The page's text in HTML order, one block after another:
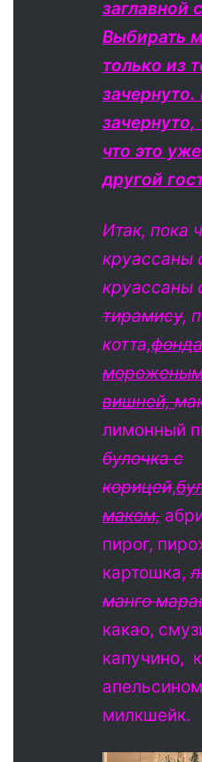
заглавной
Выбирать
только из
зачернуто.
зачернуто,
что это
другой
Итак, пока
круассаны
круассаны
тирамису,
котта,
вишней,
лимонный
булочка с
корицей,
маком,
пирог,
картошка,
манго
какао,
капучино,
милкшейк.